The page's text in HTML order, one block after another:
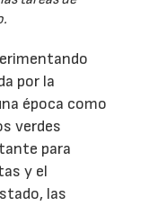
por la
época como
verdes
para
y el
las